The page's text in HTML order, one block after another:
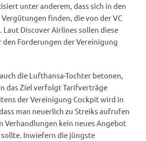
unter anderem, dass sich in den
finden, die von der VC
Discover Airlines sollen diese
den Forderungen der Vereinigung
die Lufthansa-Tochter betonen,
das Ziel verfolgt Tarifverträge
der Vereinigung Cockpit wird in
man neuerlich zu Streiks aufrufen
Verhandlungen kein neues Angebot
Inwiefern die jüngste